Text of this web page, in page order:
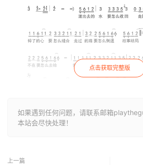
点击获取完整版
如果遇到任何问题，请联系邮箱
本站会尽快处理！
上一篇